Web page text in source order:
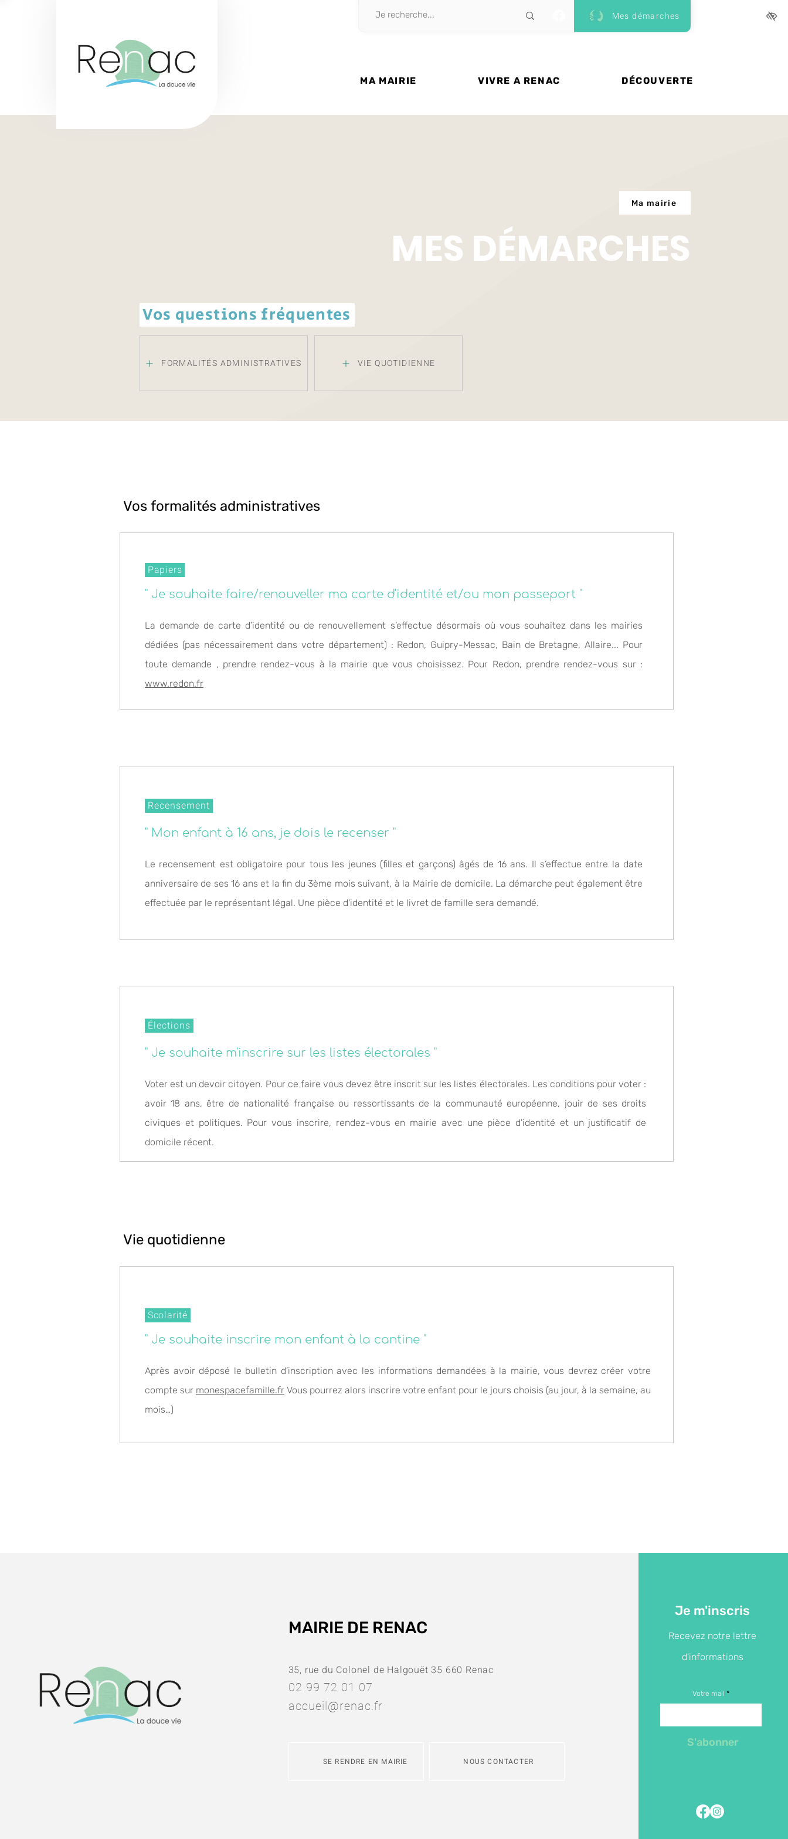
Mes démarches
MA MAIRIE VIVRE A RENAC DÉCOUVERTE
Ma mairie
MES DÉMARCHES
Vos questions fréquentes
FORMALITÉS ADMINISTRATIVES VIE QUOTIDIENNE
Vos formalités administratives
Papiers
" Je souhaite faire/renouveller ma carte d'identité et/ou mon passeport "
La demande de carte d’identité ou de renouvellement s’effectue désormais où vous souhaitez dans les mairies
dédiées (pas nécessairement dans votre département) : Redon, Guipry-Messac, Bain de Bretagne, Allaire... Pour
toute demande , prendre rendez-vous à la mairie que vous choisissez. Pour Redon, prendre rendez-vous sur :
www.redon.fr
Recensement
" Mon enfant à 16 ans, je dois le recenser "
Le recensement est obligatoire pour tous les jeunes (filles et garçons) âgés de 16 ans. Il s’effectue entre la date
anniversaire de ses 16 ans et la fin du 3ème mois suivant, à la Mairie de domicile. La démarche peut également être
effectuée par le représentant légal. Une pièce d'identité et le livret de famille sera demandé.
Élections
" Je souhaite m'inscrire sur les listes électorales "
Voter est un devoir citoyen. Pour ce faire vous devez être inscrit sur les listes électorales. Les conditions pour voter :
avoir 18 ans, être de nationalité française ou ressortissants de la communauté européenne, jouir de ses droits
civiques et politiques. Pour vous inscrire, rendez-vous en mairie avec une pièce d'identité et un justificatif de
domicile récent.
Vie quotidienne
Scolarité
" Je souhaite inscrire mon enfant à la cantine "
Après avoir déposé le bulletin d’inscription avec les informations demandées à la mairie, vous devrez créer votre
compte sur monespacefamille.fr Vous pourrez alors inscrire votre enfant pour le jours choisis (au jour, à la semaine, au
mois…)
MAIRIE DE RENAC
35, rue du Colonel de Halgouët 35 660 Renac
02 99 72 01 07
accueil@renac.fr
SE RENDRE EN MAIRIE NOUS CONTACTER
Je m'inscris
Recevez notre lettre
d'informations
Votre mail
S'abonner